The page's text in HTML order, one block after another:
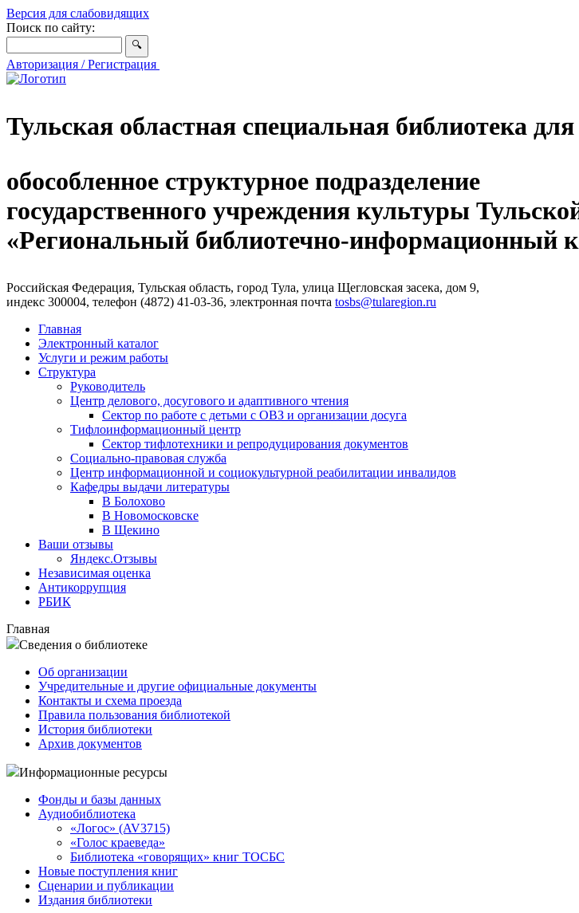
Версия для слабовидящих
Поиск по сайту:
Авторизация / Регистрация
Тульская областная специальная библиотека
обособленное структурное подразделение
государственного учреждения культуры
«Региональный библиотечно-
Российская Федерация, Тульская область, город Тула, улица Щегловская засека, дом 9,
индекс 300004, телефон (4872) 41-03-36, электронная почта tosbs@tularegion.ru
Главная
Электронный каталог
Услуги и режим работы
Структура
Руководитель
Центр делового, досугового и адаптивного чтения
Сектор по работе с детьми с ОВЗ и организации досуга
Тифлоинформационный центр
Сектор тифлотехники и репродуцирования документов
Социально-правовая служба
Центр информационной и социокультурной реабилитации инвалидов
Кафедры выдачи литературы
В Болохово
В Новомосковске
В Щекино
Ваши отзывы
Яндекс.Отзывы
Независимая оценка
Антикоррупция
РБИК
Главная
Сведения о библиотеке
Об организации
Учредительные и другие официальные документы
Контакты и схема проезда
Правила пользования библиотекой
История библиотеки
Архив документов
Информационные ресурсы
Фонды и базы данных
Аудиобиблиотека
«Логос» (AV3715)
«Голос краеведа»
Библиотека «говорящих» книг ТОСБС
Новые поступления книг
Сценарии и публикации
Издания библиотеки